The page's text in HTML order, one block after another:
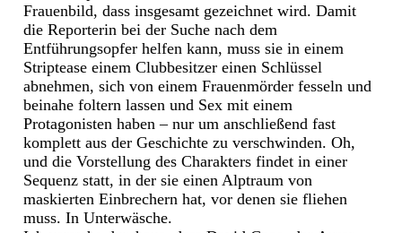
Frauenbild, dass insgesamt gezeichnet wird. Damit
die Reporterin bei der Suche nach dem
Entführungsopfer helfen kann, muss sie in einem
Striptease einem Clubbesitzer einen Schlüssel
abnehmen, sich von einem Frauenmörder fesseln und
beinahe foltern lassen und Sex mit einem
Protagonisten haben – nur um anschließend fast
komplett aus der Geschichte zu verschwinden. Oh,
und die Vorstellung des Charakters findet in einer
Sequenz statt, in der sie einen Alptraum von
maskierten Einbrechern hat, vor denen sie fliehen
muss. In Unterwäsche.